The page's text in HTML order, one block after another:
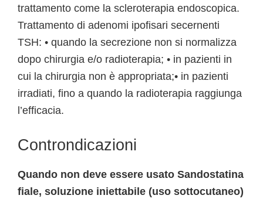
trattamento come la scleroterapia endoscopica.
Trattamento di adenomi ipofisari secernenti
TSH: • quando la secrezione non si normalizza
dopo chirurgia e/o radioterapia; • in pazienti in
cui la chirurgia non è appropriata;• in pazienti
irradiati, fino a quando la radioterapia raggiunga
l’efficacia.
Controndicazioni
Quando non deve essere usato Sandostatina
fiale, soluzione iniettabile (uso sottocutaneo)